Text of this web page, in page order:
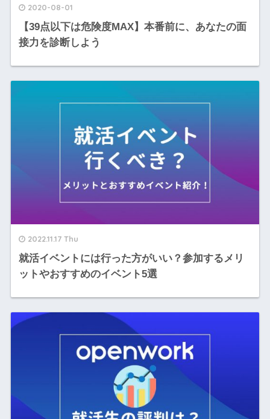
2020-08-01
【39点以下は危険度MAX】本番前に、あなたの面
接力を診断しよう
2022.11.17 Thu
就活イベントには行った方がいい？参加するメリ
ットやおすすめのイベント5選